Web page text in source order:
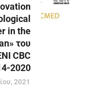
in the
του
CBC
2020
2021